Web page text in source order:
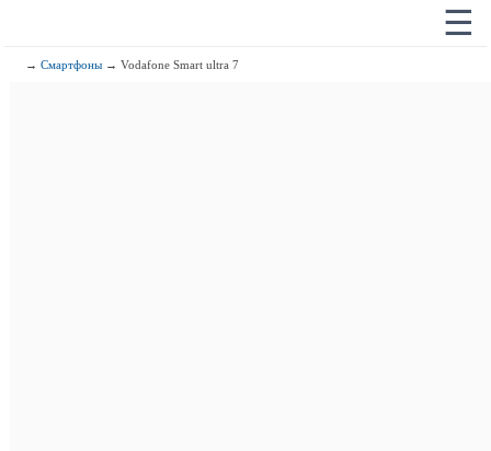
☰
→Смартфоны → Vodafone Smart ultra 7